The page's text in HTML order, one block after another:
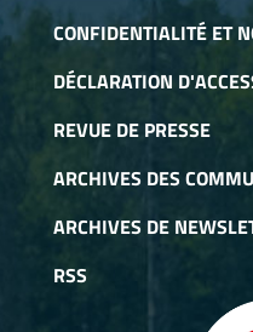
CONFIDENTIALITÉ ET
DÉCLARATION
REVUE DE PRESSE
ARCHIVES DES
ARCHIVES DE
RSS